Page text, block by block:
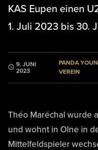
KAS Eupen einen
1. Juli 2023 bis 30.
9. JUNI
2023
PANDA
VEREIN
Théo Maréchal wurde
und wohnt in Olne in
Mittelfeldspieler